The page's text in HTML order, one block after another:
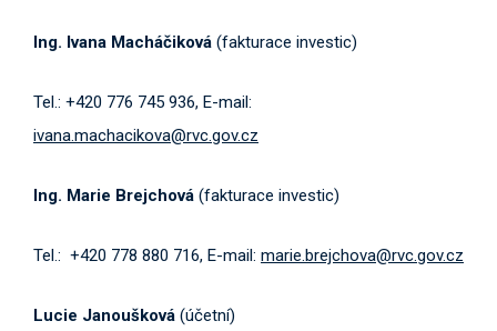
Ing. Ivana Macháčiková (fakturace investic)
Tel.: +420 776 745 936, E-mail:
ivana.machacikova@rvc.gov.cz
Ing. Marie Brejchová (fakturace investic)
Tel.: +420 778 880 716, E-mail: marie.brejchova@rvc.gov.cz
Lucie Janoušková (účetní)